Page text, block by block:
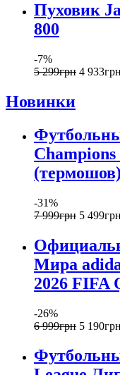
Пуховик
800
-7%
5 299грн 4 933грн
Новинки
(термошов)
-31%
7 999грн 5 499грн
Мира
2026 FIFA
-26%
6 999грн 5 190грн